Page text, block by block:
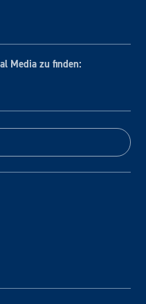
Media zu finden: